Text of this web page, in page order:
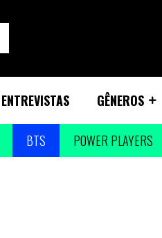
ENTREVISTAS GÊNEROS
BTS POWER PLAYERS